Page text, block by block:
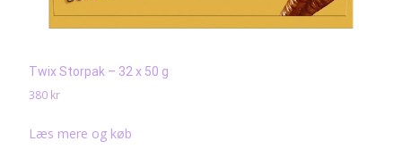
Twix Storpak – 32 x 50 g
380 kr
Læs mere og køb